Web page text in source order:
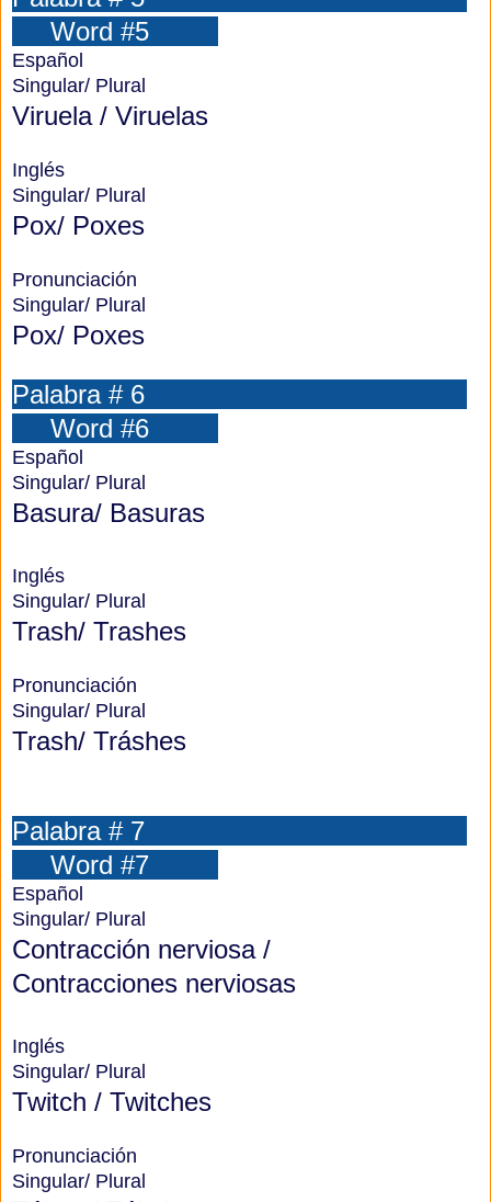
Word #5
Español
Singular/ Plural
Viruela / Viruelas
Inglés
Singular/ Plural
Pox/ Poxes
Pronunciación
Singular/ Plural
Pox/ Poxes
Palabra # 6
Word #6
Español
Singular/ Plural
Basura/ Basuras
Inglés
Singular/ Plural
Trash/ Trashes
Pronunciación
Singular/ Plural
Trash/ Tráshes
Palabra # 7
Word #7
Español
Singular/ Plural
Contracción nerviosa /
Contracciones nerviosas
Inglés
Singular/ Plural
Twitch / Twitches
Pronunciación
Singular/ Plural